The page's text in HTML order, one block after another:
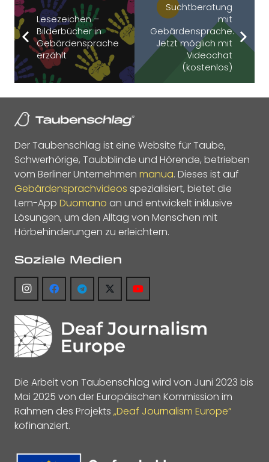
Lesezeichen –
Bilderbücher in
Gebärdensprache
erzählt
Suchtberatung
mit
Gebärdensprache.
Jetzt möglich mit
Videochat
(kostenlos)
Der Taubenschlag ist eine Website für Taube,
Schwerhörige, Taubblinde und Hörende, betrieben
vom Berliner Unternehmen manua. Dieses ist auf
Gebärdensprachvideos spezialisiert, bietet die
Lern-App Duomano an und entwickelt inklusive
Lösungen, um den Alltag von Menschen mit
Hörbehinderungen zu erleichtern.
Soziale Medien
Die Arbeit von Taubenschlag wird von Juni 2023 bis
Mai 2025 von der Europäischen Kommission im
Rahmen des Projekts „Deaf Journalism Europe“
kofinanziert.